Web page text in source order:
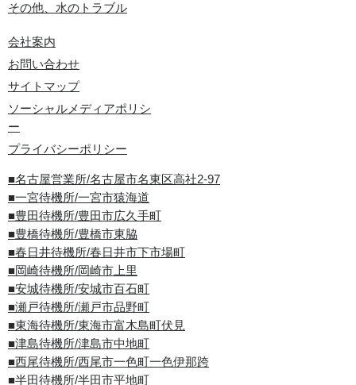
その他、水のトラブル
会社案内
お問い合わせ
サイトマップ
ソーシャルメディアポリシ
ー
プライバシーポリシー
■名古屋営業所/名古屋市名東区高社2-97
■一宮待機所/一宮市猿海道
■豊田待機所/豊田市広久手町
■豊橋待機所/豊橋市東脇
■春日井待機所/春日井市下市場町
■岡崎待機所/岡崎市上里
■安城待機所/安城市百石町
■瀬戸待機所/瀬戸市品野町
■東海待機所/東海市富木島町伏見
■津島待機所/津島市中地町
■西尾待機所/西尾市一色町一色伊那跨
■半田待機所/半田市平地町